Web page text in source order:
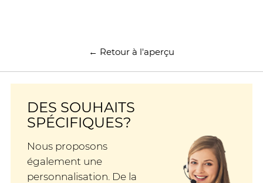
← Retour à l'aperçu
DES SOUHAITS
SPÉCIFIQUES?
Nous proposons
également une
personnalisation. De la